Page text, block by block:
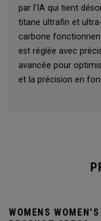
par l’IA qui tient
titane ultrafin et
carbone
est réglée avec
avancée pour
et la précision en
WOMENS